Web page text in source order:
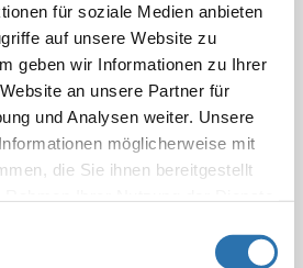
für soziale Medien anbieten
auf unsere Website zu
geben wir Informationen zu Ihrer
an unsere Partner für
und Analysen weiter. Unsere
möglicherweise mit
die Sie ihnen bereitgestellt
Webseite weiterhin
im ländlichen Raum dazu
vermehrt Bürgertests
In der Pandemie sind gerade die
tätigen Mitarbeiterinnen und
zusätzlichen Belastungen
wird die
Stellungnahme zu dem Entwurf.